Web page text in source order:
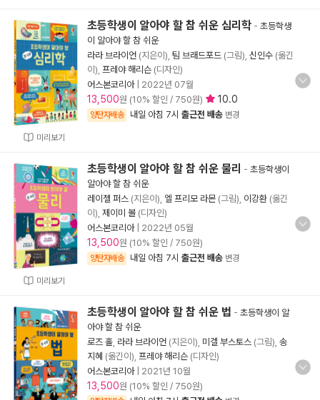
미리보기
초등학생이 알아야 할 참 쉬운 심리학 - 초등학생
이 알아야 할 참 쉬운
라라 브라이언 (지은이), 팀 브래드포드 (그림), 신인수 (옮긴
이), 프레야 해리슨 (디자인)
어스본코리아| 2022년 07월
13,500원 (10% 할인 / 750원) 10.0
양탄자배송 내일 아침 7시 출근전 배송 변경
미리보기
초등학생이 알아야 할 참 쉬운 물리 - 초등학생이
알아야 할 참 쉬운
레이첼 퍼스 (지은이), 엘 프리모 라몬 (그림), 이강환 (옮긴
이), 제이미 볼 (디자인)
어스본코리아| 2022년 05월
13,500원 (10% 할인 / 750원)
양탄자배송 내일 아침 7시 출근전 배송 변경
초등학생이 알아야 할 참 쉬운 법 - 초등학생이 알
아야 할 참 쉬운
로즈 홀 라라 브라이언 (지은이), 미겔 부스토스 (그림), 송
지혜 (옮긴이), 프레야 해리슨 (디자인)
어스본코리아| 2021년 10월
13,500원 (10% 할인 / 750원)